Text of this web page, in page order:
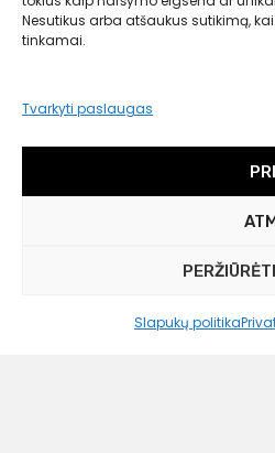
Nesutikus arba atšaukus sutikimą,
tinkamai.
Tvarkyti paslaugas
Slapukų politika
Marimekko